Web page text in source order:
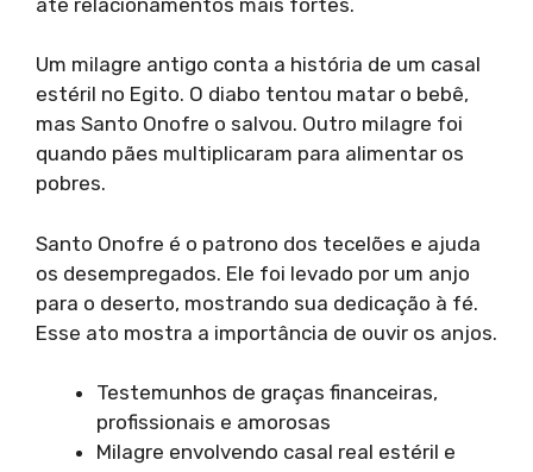
Um milagre antigo conta a história de um casal
estéril no Egito. O diabo tentou matar o bebê,
mas Santo Onofre o salvou. Outro milagre foi
quando pães multiplicaram para alimentar os
pobres.
Santo Onofre é o patrono dos tecelões e ajuda
os desempregados. Ele foi levado por um anjo
para o deserto, mostrando sua dedicação à fé.
Esse ato mostra a importância de ouvir os anjos.
Testemunhos de graças financeiras,
profissionais e amorosas
Milagre envolvendo casal real estéril e